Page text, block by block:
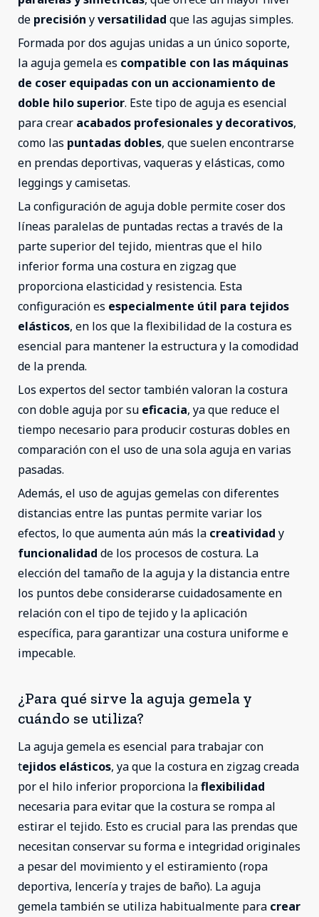
de precisión yversatilidad que las agujas simples.
Formada por dos agujas unidas a un único soporte,
la aguja gemela es compatible con las máquinas
de coser equipadas con un accionamiento de
doble hilo superior. Este tipo de aguja es esencial
para crear acabados profesionales y decorativos,
como las puntadas dobles, que suelen encontrarse
en prendas deportivas, vaqueras y elásticas, como
leggings y camisetas.
La configuración de aguja doble permite coser dos
líneas paralelas de puntadas rectas a través de la
parte superior del tejido, mientras que el hilo
inferior forma una costura en zigzag que
proporciona elasticidad y resistencia. Esta
configuración es especialmente útil para tejidos
elásticos, en los que la flexibilidad de la costura es
esencial para mantener la estructura y la comodidad
de la prenda.
Los expertos del sector también valoran la costura
con doble aguja por su eficacia, ya que reduce el
tiempo necesario para producir costuras dobles en
comparación con el uso de una sola aguja en varias
pasadas.
Además, el uso de agujas gemelas con diferentes
distancias entre las puntas permite variar los
efectos, lo que aumenta aún más la creatividad y
funcionalidad de los procesos de costura. La
elección del tamaño de la aguja y la distancia entre
los puntos debe considerarse cuidadosamente en
relación con el tipo de tejido y la aplicación
específica, para garantizar una costura uniforme e
impecable.
¿Para qué sirve la aguja gemela y
cuándo se utiliza?
La aguja gemela es esencial para trabajar con
tejidos elásticos, ya que la costura en zigzag creada
por el hilo inferior proporciona laflexibilidad
necesaria para evitar que la costura se rompa al
estirar el tejido. Esto es crucial para las prendas que
necesitan conservar su forma e integridad originales
a pesar del movimiento y el estiramiento (ropa
deportiva, lencería y trajes de baño). La aguja
gemela también se utiliza habitualmente para crear